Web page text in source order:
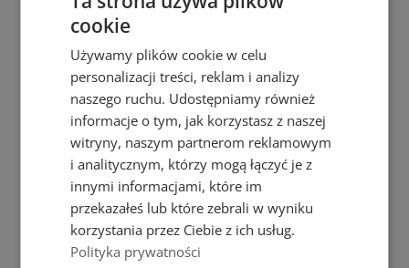
BAG CLIPS
LARGE 5
PCS.
zł7.00
Add to cart
Bąble
BOWL 1,5L
PP BLACK
COLOR
zł5.99
Add to cart
Add to Compare
cookie
Używamy plików cookie w celu
personalizacji treści, reklam i analizy
naszego ruchu. Udostępniamy również
informacje o tym, jak korzystasz z naszej
witryny, naszym partnerom reklamowym
i analitycznym, którzy mogą łączyć je z
innymi informacjami, które im
przekazałeś lub które zebrali w wyniku
korzystania przez Ciebie z ich usług.
Polityka prywatności